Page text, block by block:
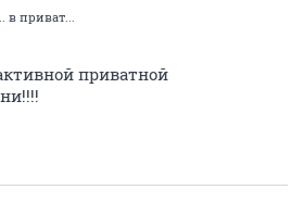
в приват...
приватной